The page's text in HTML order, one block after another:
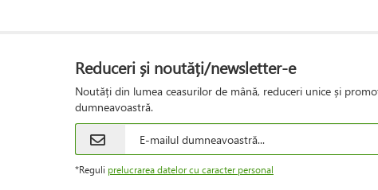
Reduceri și noutăți/newsletter-e
Noutăți din lumea ceasurilor de mână, reduceri unice și
dumneavoastră.
*Reguli prelucrarea datelor cu caracter personal